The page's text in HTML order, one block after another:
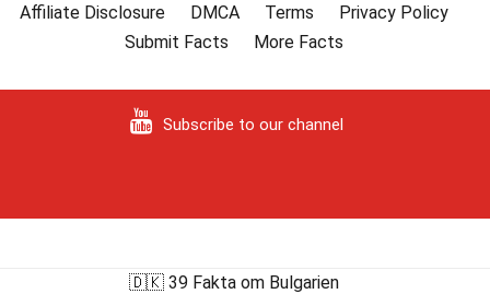
Affiliate Disclosure
DMCA Terms
Privacy Policy
Submit Facts
More Facts
Subscribe to our channel
🇩🇰 39 Fakta om Bulgarien